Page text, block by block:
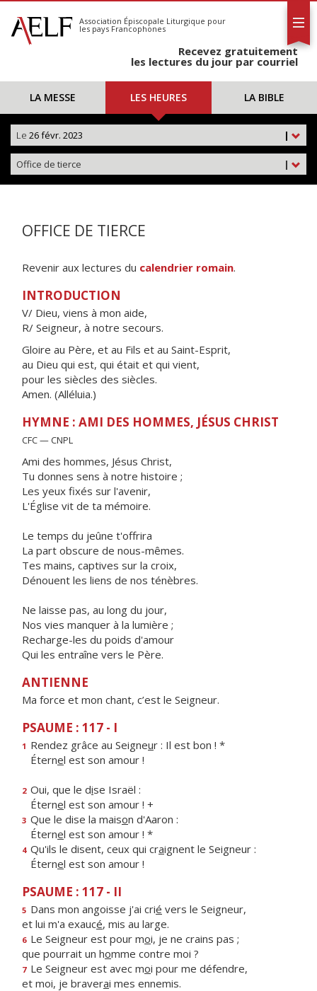
S'abonner
Calendrier
Association Épiscopale Liturgique pour
les pays Francophones
Recevez gratuitement
les lectures du jour par courriel
LA MESSE LES HEURES LA BIBLE
|
Le 26 févr. 2023
|
Office de tierce
OFFICE DE TIERCE
Revenir aux lectures du calendrier romain.
INTRODUCTION
V/ Dieu, viens à mon aide,
R/ Seigneur, à notre secours.
Gloire au Père, et au Fils et au Saint-Esprit,
au Dieu qui est, qui était et qui vient,
pour les siècles des siècles.
Amen. (Alléluia.)
HYMNE : AMI DES HOMMES, JÉSUS CHRIST
CFC — CNPL
Ami des hommes, Jésus Christ,
Tu donnes sens à notre histoire ;
Les yeux fixés sur l'avenir,
L'Église vit de ta mémoire.
Le temps du jeûne t'offrira
La part obscure de nous-mêmes.
Tes mains, captives sur la croix,
Dénouent les liens de nos ténèbres.
Ne laisse pas, au long du jour,
Nos vies manquer à la lumière ;
Recharge-les du poids d'amour
Qui les entraîne vers le Père.
ANTIENNE
Ma force et mon chant, c’est le Seigneur.
PSAUME : 117 - I
1 Rendez grâce au Seigneur : Il est bon ! *
Éternel est son amour !
2 Oui, que le dise Israël :
Éternel est son amour ! +
3 Que le dise la maison d'Aaron :
Éternel est son amour ! *
4 Qu'ils le disent, ceux qui craignent le Seigneur :
Éternel est son amour !
PSAUME : 117 - II
5 Dans mon angoisse j'ai crié vers le Seigneur,
et lui m'a exaucé, mis au large.
6 Le Seigneur est pour moi, je ne crains pas ;
que pourrait un homme contre moi ?
7 Le Seigneur est avec moi pour me défendre,
et moi, je braverai mes ennemis.